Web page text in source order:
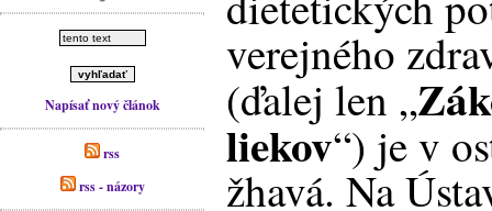
Napísať nový článok
rss
rss - názory
verejného
(ďalej len „
liekov“) je v
žhavá. Na